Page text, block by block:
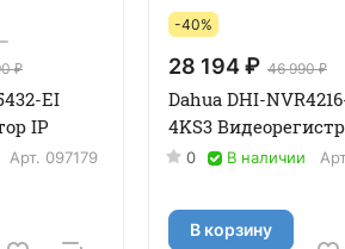
₽
EI
IP
Арт. 097179
-40%
28 194 ₽ 46 990 ₽
Dahua DHI-
4KS3
0 В наличии
В корзину